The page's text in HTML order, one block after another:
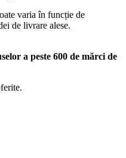
varia în funcție de
de livrare alese.
a peste 600 de mărci de